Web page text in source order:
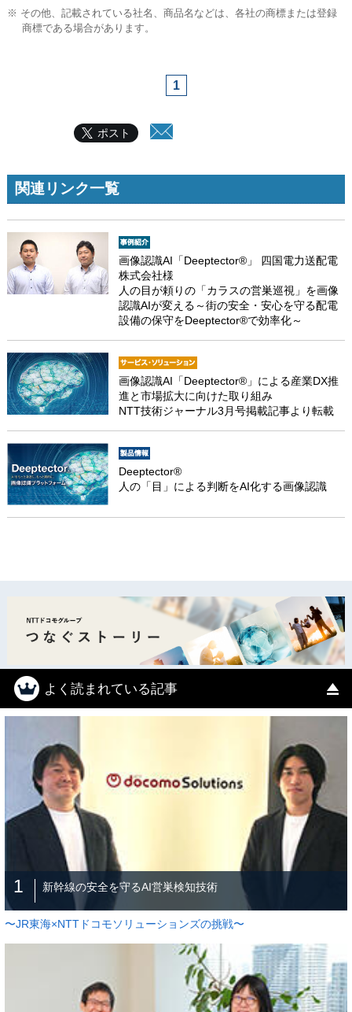
※ その他、記載されている社名、商品名などは、各社の商標または登録
商標である場合があります。
1
ポスト
関連リンク一覧
画像認識AI「Deeptector®」 四国電力送配電
株式会社様
人の目が頼りの「カラスの営巣巡視」を画像
認識AIが変える～街の安全・安心を守る配電
設備の保守をDeeptector®で効率化～
画像認識AI「Deeptector®」による産業DX推
進と市場拡大に向けた取り組み
NTT技術ジャーナル3月号掲載記事より転載
Deeptector®
人の「目」による判断をAI化する画像認識
よく読まれている記事
1 新幹線の安全を守るAI営巣検知技術
〜JR東海×NTTドコモソリューションズの挑戦〜